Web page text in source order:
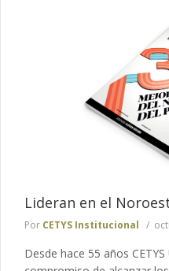
Lideran en el
Por CETYS Institucional
Desde hace 55 años